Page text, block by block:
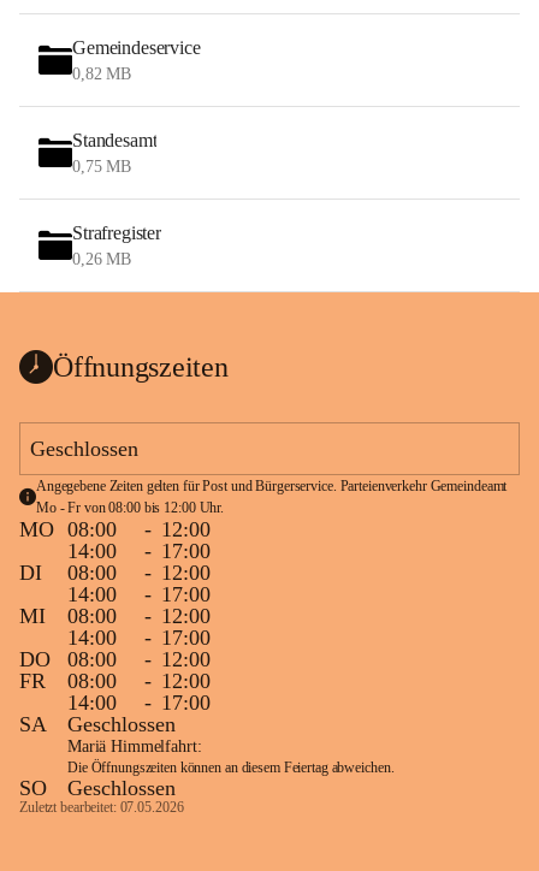
Gemeindeservice
0,82 MB
Standesamt
0,75 MB
Strafregister
0,26 MB
Öffnungszeiten
Geschlossen
Angegebene Zeiten gelten für Post und Bürgerservice. Parteienverkehr Gemeindeamt
Mo - Fr von 08:00 bis 12:00 Uhr.
MO 08:00 - 12:00
14:00
- 17:00
DI
08:00 - 12:00
14:00
- 17:00
MI
08:00 - 12:00
14:00
- 17:00
DO
08:00 - 12:00
FR
08:00 - 12:00
14:00
- 17:00
SA
Geschlossen
Mariä Himmelfahrt:
Die Öffnungszeiten können an diesem Feiertag abweichen.
SO Geschlossen
Zuletzt bearbeitet: 07.05.2026